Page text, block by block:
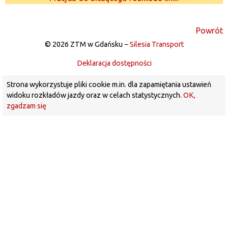
Powrót
© 2026 ZTM w Gdańsku −Silesia Transport
Deklaracja dostępności
Strona wykorzystuje pliki cookie m.in. dla zapamiętania ustawień
widoku rozkładów jazdy oraz w celach statystycznych. OK,
zgadzam się